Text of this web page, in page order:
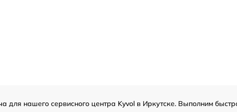
нашего сервисного центра Kyvol в Иркутске. Выполним